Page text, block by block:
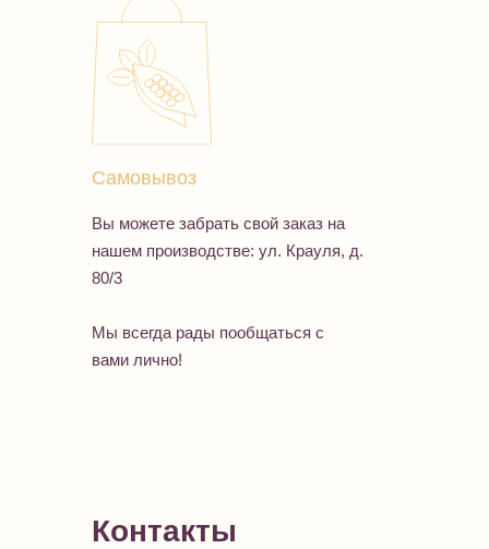
Вы можете забрать свой заказ на
нашем производстве: ул. Крауля, д.
80/3
Мы всегда рады пообщаться с
вами лично!
Самовывоз
Контакты